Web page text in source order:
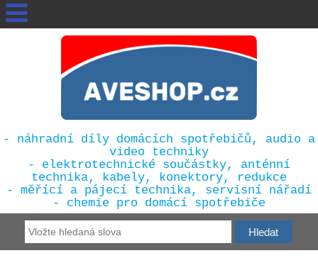
- náhradní díly domácích spotřebičů, audio a
video techniky
- elektrotechnické součástky, anténní
technika, kabely, konektory, redukce
- měřící a pájecí technika, servisní nářadí
- chemie pro domácí spotřebiče